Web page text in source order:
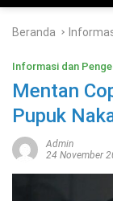
Beranda
Informasi dan
Mentan
Pupuk
Admin
24 November